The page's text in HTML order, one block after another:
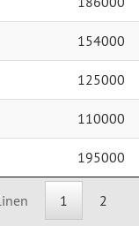
154000
125000
110000
195000
1 2